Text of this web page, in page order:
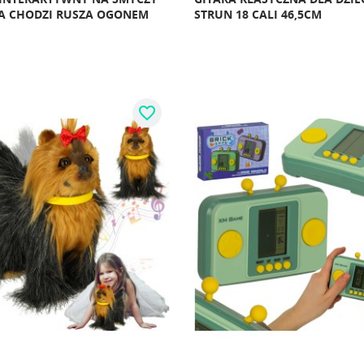
CHODZI RUSZA OGONEM
STRUN 18 CALI 46,5CM
favorite_border